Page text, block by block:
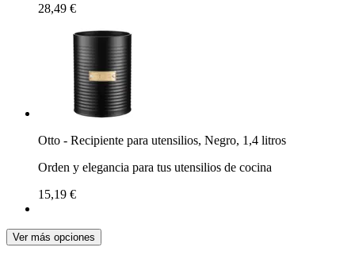
28,49 €
Otto - Recipiente para utensilios, Negro, 1,4 litros
Orden y elegancia para tus utensilios de cocina
15,19 €
Ver más opciones